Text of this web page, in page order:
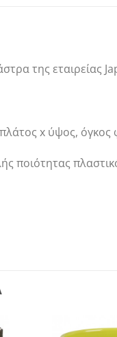
της εταιρείας
x ύψος, όγκος
ποιότητας